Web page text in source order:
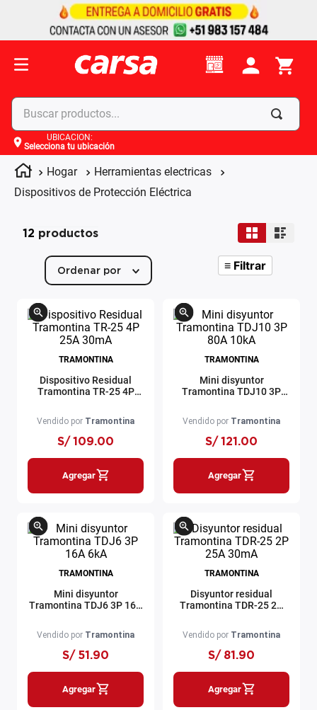
Buscar productos...
UBICACIÓN:
Selecciona tu ubicación
Hogar
Herramientas electricas
Dispositivos de Protección Eléctrica
12 productos
Ordenar por ≡ Filtrar
TRAMONTINA
Dispositivo Residual
Tramontina TR-25 4P
Vendido por Tramontina
S/ 109.00
Agregar
TRAMONTINA
Mini disyuntor
Tramontina TDJ10 3P
Vendido por Tramontina
S/ 121.00
Agregar
TRAMONTINA
Mini disyuntor
Tramontina TDJ6 3P 16A
Vendido por Tramontina
S/ 51.90
Agregar
TRAMONTINA
Disyuntor residual
Tramontina TDR-25 2P
Vendido por Tramontina
S/ 81.90
Agregar
Términos más buscados
1.
celulares
2.
moto